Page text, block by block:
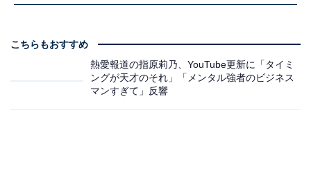
こちらもおすすめ
熱愛報道の指原莉乃、YouTube更新に「タイミ
ングが天才のそれ」「メンタル強者のビジネス
マンすぎて」反響